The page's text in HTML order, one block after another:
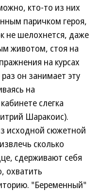
кто-то из них
паричком героя,
не шелохнется, даже
животом, стоя на
на курсах
он занимает эту
на
слегка
Шаракоис).
исходной сюжетной
сколько
сдерживают себя
охватить
"Беременный"